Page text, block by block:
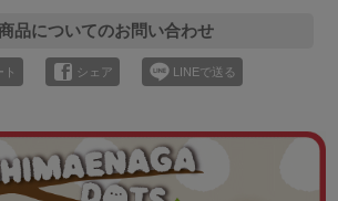
品についてのお問い合わせ
ト シェア LINEで送る